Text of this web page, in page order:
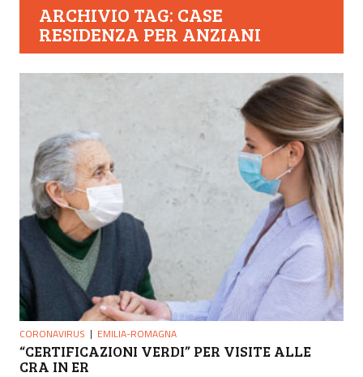
ARCHIVIO TAG: CASE
RESIDENZA PER ANZIANI
CORONAVIRUS EMILIA-ROMAGNA
“CERTIFICAZIONI VERDI” PER VISITE ALLE
CRA IN ER